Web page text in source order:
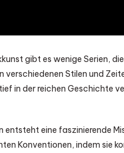
gibt es wenige Serien,
verschiedenen Stilen und
in der reichen Geschichte
entsteht eine faszinierende
Konventionen, indem sie